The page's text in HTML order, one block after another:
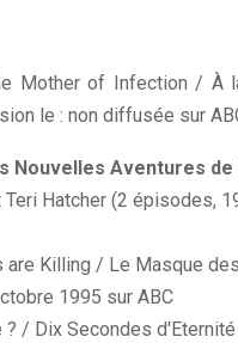
Mother of Infection / À
le : non diffusée sur
Nouvelles Aventures de
Teri Hatcher (2 épisodes,
are Killing / Le Masque
1995 sur ABC
? / Dix Secondes